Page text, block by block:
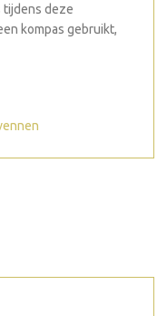
tijdens deze
kompas gebruikt,